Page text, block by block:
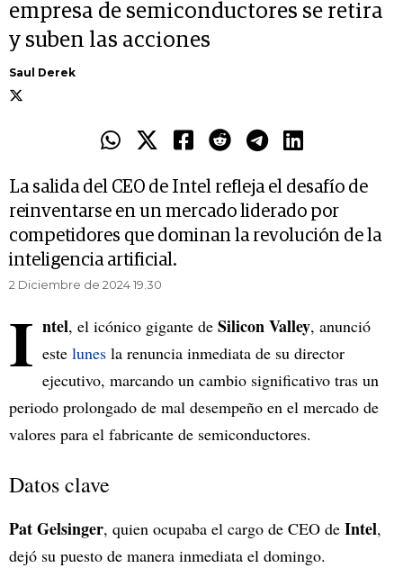
empresa de semiconductores se retira
y suben las acciones
Saul Derek
La salida del CEO de Intel refleja el desafío de
reinventarse en un mercado liderado por
competidores que dominan la revolución de la
inteligencia artificial.
2 Diciembre de 2024 19.30
I ntel, el icónico gigante de Silicon Valley, anunció
este lunes la renuncia inmediata de su director
ejecutivo, marcando un cambio significativo tras un
periodo prolongado de mal desempeño en el mercado de
valores para el fabricante de semiconductores.
Datos clave
Pat Gelsinger, quien ocupaba el cargo de CEO de Intel,
dejó su puesto de manera inmediata el domingo.